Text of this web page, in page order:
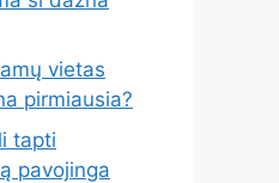
vietas
pirmiausia?
tapti
pavojinga